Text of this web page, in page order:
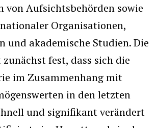
von Aufsichtsbehörden sowie
Organisationen,
und akademische Studien. Die
fest, dass sich die
im Zusammenhang mit
in den letzten
und signifikant verändert